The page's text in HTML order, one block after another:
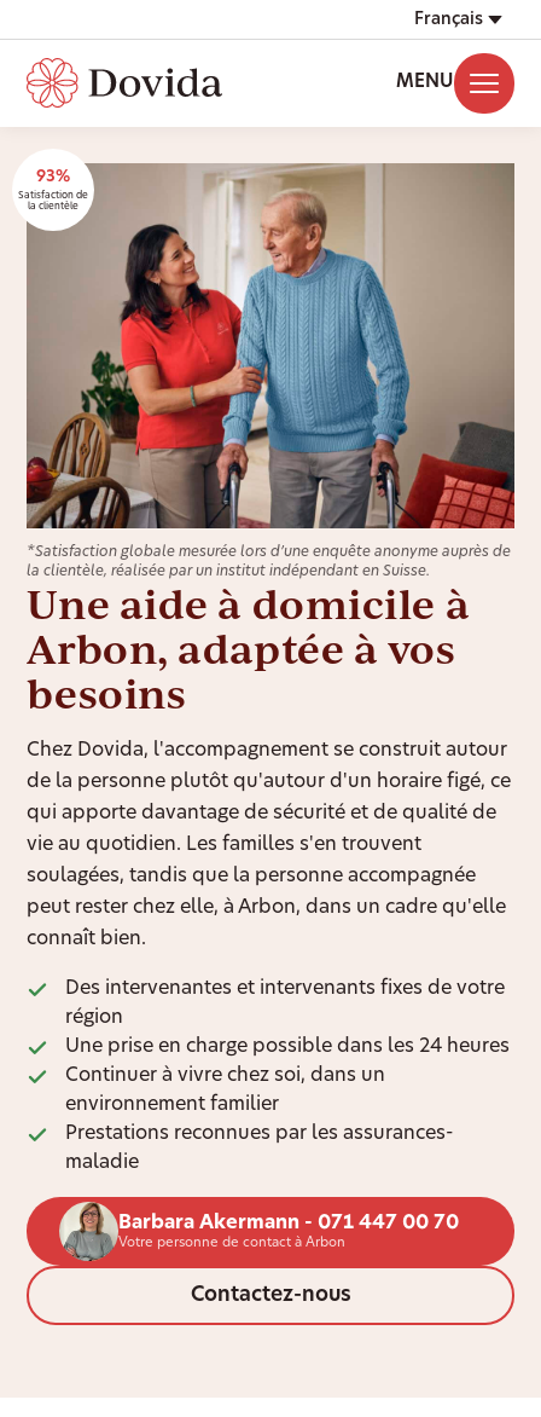
Français
MENU
93%
Satisfaction de
la clientèle
*Satisfaction globale mesurée lors d’une enquête anonyme auprès de
la clientèle, réalisée par un institut indépendant en Suisse.
Une aide à domicile à
Arbon, adaptée à vos
besoins
Chez Dovida, l'accompagnement se construit autour
de la personne plutôt qu'autour d'un horaire figé, ce
qui apporte davantage de sécurité et de qualité de
vie au quotidien. Les familles s'en trouvent
soulagées, tandis que la personne accompagnée
peut rester chez elle, à Arbon, dans un cadre qu'elle
connaît bien.
Des intervenantes et intervenants fixes de votre
région
Une prise en charge possible dans les 24 heures
Continuer à vivre chez soi, dans un
environnement familier
Prestations reconnues par les assurances-
maladie
Barbara Akermann - 071 447 00 70
Votre personne de contact à Arbon
Contactez-nous